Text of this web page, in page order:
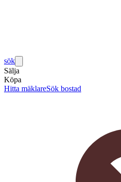
sök
Sälja
Köpa
Hitta mäklareSök bostad